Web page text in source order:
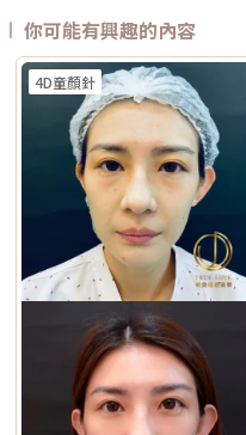
你可能有興趣的內容
4D童顏針